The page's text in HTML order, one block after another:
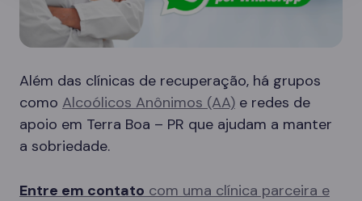
Além das clínicas de recuperação, há grupos
como Alcoólicos Anônimos (AA) e redes de
apoio em Terra Boa – PR que ajudam a manter
a sobriedade.
Entre em contato com uma clínica parceira e